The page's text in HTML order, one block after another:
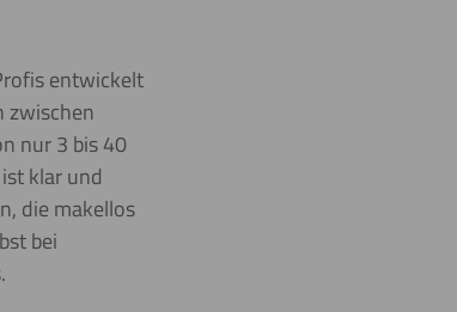
entwickelt
zwischen
nur 3 bis 40
klar und
die makellos
bei